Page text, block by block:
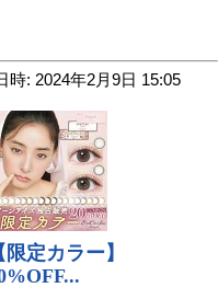
時: 2024年2月9日 15:05